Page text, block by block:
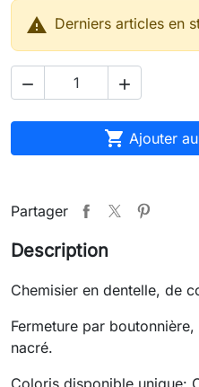
 Derniers articles en
 
 Ajouter
Partager
Description
Chemisier en dentelle, de
Fermeture par
nacré.